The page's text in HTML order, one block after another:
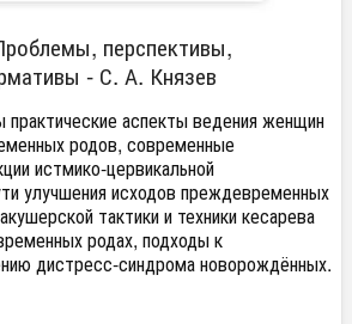
перспективы,
- С. А. Князев
практические аспекты ведения женщин
родов, современные
истмико-цервикальной
улучшения исходов преждевременных
тактики и техники кесарева
родах, подходы к
дистресс-синдрома новорождённых.